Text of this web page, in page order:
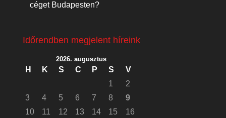
céget Budapesten?
Időrendben megjelent híreink
2026. augusztus
H K S C P S
V
1
2
3
4 5 6 7 8
9
10
11 12 13 14 15
16